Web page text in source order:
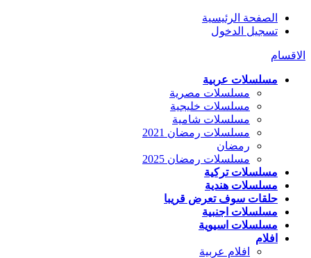
الصفحة الرئيسية
تسجيل الدخول
الاقسام
مسلسلات عربية
مسلسلات مصرية
مسلسلات خليجية
مسلسلات شامية
مسلسلات رمضان 2021
رمضان
مسلسلات رمضان 2025
مسلسلات تركية
مسلسلات هندية
حلقات سوف تعرض قريبا
مسلسلات اجنبية
مسلسلات اسيوية
افلام
افلام عربية